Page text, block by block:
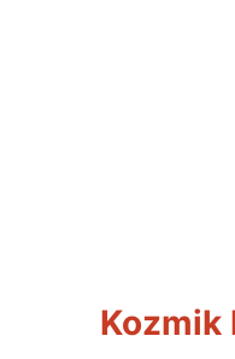
Kozmik